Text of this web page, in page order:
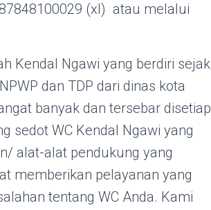
(xl) atau melalui
Kendal Ngawi yang berdiri sejak
dan TDP dari dinas kota
banyak dan tersebar disetiap
sedot WC Kendal Ngawi yang
alat-alat pendukung yang
memberikan pelayanan yang
tentang WC Anda. Kami